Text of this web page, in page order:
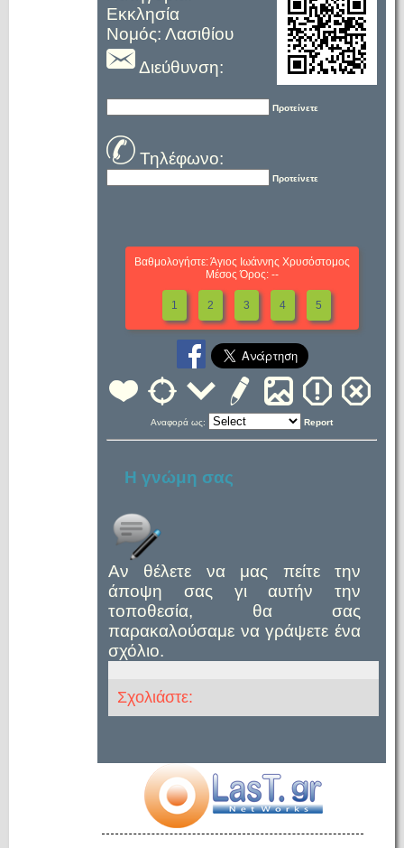
Εκκλησία
Νομός: Λασιθίου
Διεύθυνση:
Προτείνετε
Τηλέφωνο:
Προτείνετε
Βαθμολογήστε: Άγιος Ιωάννης Χρυσόστομος
Μέσος Όρος: --
1 2 3 4 5
Αναφορά ως: Report
Η γνώμη σας
Αν θέλετε να μας πείτε την
άποψη σας γι αυτήν την
τοποθεσία, θα σας
παρακαλούσαμε να γράψετε ένα
σχόλιο.
Σχολιάστε: